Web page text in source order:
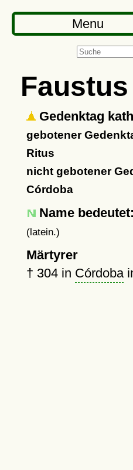
Menu
Faustus
Gedenktag
gebotener
Ritus
nicht gebotener
Córdoba
Name bedeutet:
(latein.)
Märtyrer
† 304in Córdoba